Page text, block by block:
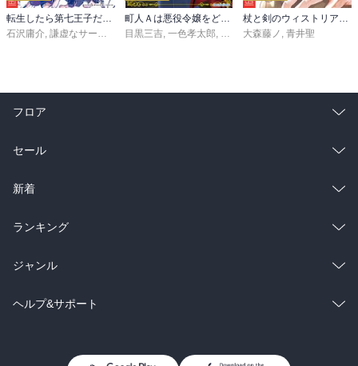
転生したら第七王子だったので、気ままに魔術を極めます（２４）
石沢庸介, 謙虚なサークル メル。
町人Ａは悪役令嬢をどうしても救いたい ～どぶと空と氷の姫君～１０【電子書店共通特典イラスト付】
目黒三吉, 一色孝太郎, Parum
杖と剣のウィストリア（１６）
大森藤ノ , 青井聖
フロア
総合
ラノベ
雑誌・グラビア
BL・TL
セール
総合
ラノベ
雑誌・グラビア
BL・TL
新着
総合
ラノベ
雑誌・グラビア
ランキング
総合
ラノベ
ジャンル
コミック
ヘルプ&サポート